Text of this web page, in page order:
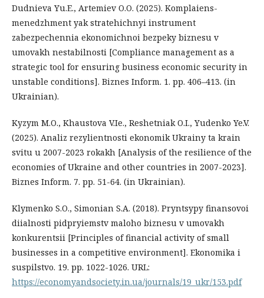
Dudnieva Yu.E., Artemiev O.O. (2025). Komplaiens-
menedzhment yak stratehichnyi instrument
zabezpechennia ekonomichnoi bezpeky biznesu v
umovakh nestabilnosti [Compliance management as a
strategic tool for ensuring business economic security in
unstable conditions]. Biznes Inform. 1. рр. 406–413. (in
Ukrainian).
Kyzym M.O., Khaustova V.Ie., Reshetniak O.I., Yudenko Ye.V.
(2025). Analiz rezylientnosti ekonomik Ukrainy ta krain
svitu u 2007-2023 rokakh [Analysis of the resilience of the
economies of Ukraine and other countries in 2007-2023].
Biznes Inform. 7. рр. 51-64. (in Ukrainian).
Klymenko S.O., Simonian S.A. (2018). Pryntsypy finansovoi
diialnosti pidpryiemstv maloho biznesu v umovakh
konkurentsii [Principles of financial activity of small
businesses in a competitive environment]. Ekonomika i
suspilstvo. 19. рр. 1022-1026. URL:
https://economyandsociety.in.ua/journals/19_ukr/153.pdf